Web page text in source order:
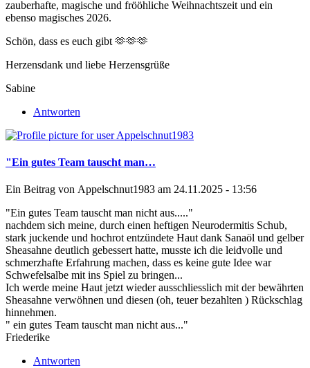
zauberhafte, magische und frööhliche Weihnachtszeit und ein
ebenso magisches 2026.
Schön, dass es euch gibt 🫶🫶🫶
Herzensdank und liebe Herzensgrüße
Sabine
Antworten
"Ein gutes Team tauscht man…
Ein Beitrag von Appelschnut1983 am 24.11.2025 - 13:56
"Ein gutes Team tauscht man nicht aus....."
nachdem sich meine, durch einen heftigen Neurodermitis Schub,
stark juckende und hochrot entzündete Haut dank Sanaöl und gelber
Sheasahne deutlich gebessert hatte, musste ich die leidvolle und
schmerzhafte Erfahrung machen, dass es keine gute Idee war
Schwefelsalbe mit ins Spiel zu bringen...
Ich werde meine Haut jetzt wieder ausschliesslich mit der bewährten
Sheasahne verwöhnen und diesen (oh, teuer bezahlten ) Rückschlag
hinnehmen.
" ein gutes Team tauscht man nicht aus..."
Friederike
Antworten